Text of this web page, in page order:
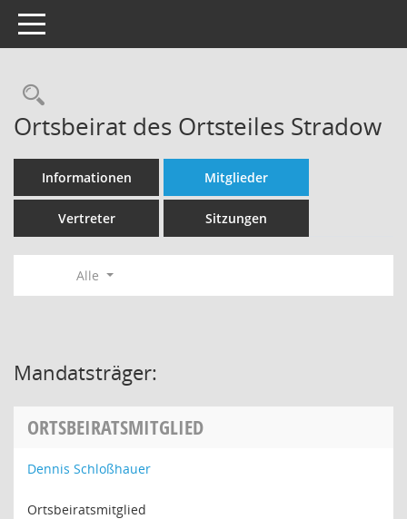
Toggle navigation
Rechercheauswahl
Ortsbeirat des Ortsteiles Stradow
Informationen Mitglieder
Vertreter Sitzungen
Alle
Mandatsträger:
ORTSBEIRATSMITGLIED
Dennis Schloßhauer
Ortsbeiratsmitglied